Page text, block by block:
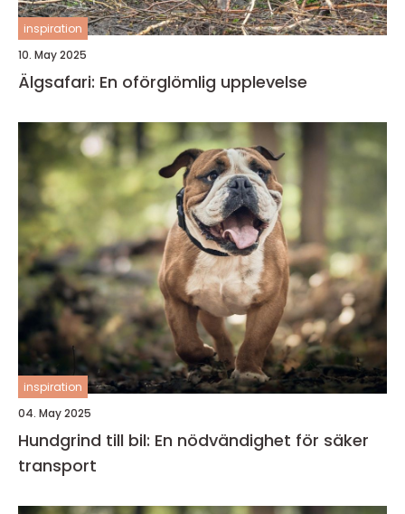
inspiration
10. May 2025
Älgsafari: En oförglömlig upplevelse
inspiration
04. May 2025
Hundgrind till bil: En nödvändighet för säker
transport